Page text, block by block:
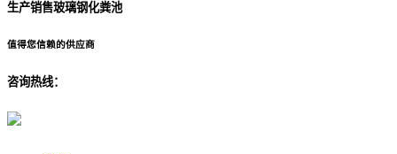
生产销售玻璃钢化粪池
值得您信赖的供应商
咨询热线：